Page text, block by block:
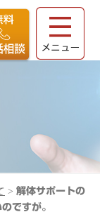
> 解体サポートの
ですが。